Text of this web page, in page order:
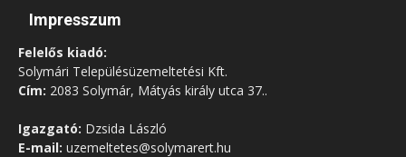
Impresszum
Felelős kiadó:
Solymári Településüzemeltetési Kft.
Cím: 2083 Solymár, Mátyás király utca 37..
Igazgató: Dzsida László
E-mail: uzemeltetes@solymarert.hu